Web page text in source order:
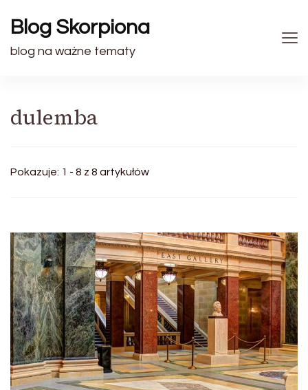
Blog Skorpiona
blog na ważne tematy
dulemba
Pokazuje: 1 - 8 z 8 artykułów